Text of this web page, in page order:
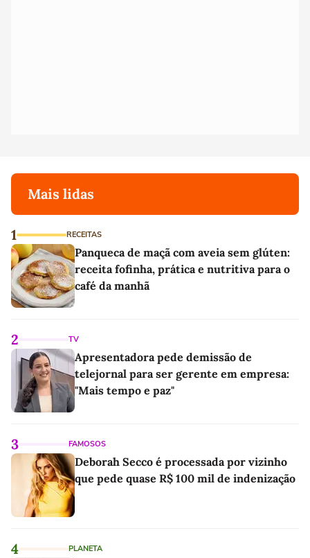
Mais lidas
1 RECEITAS
Panqueca de maçã com aveia sem glúten:
receita fofinha, prática e nutritiva para o
café da manhã
2 TV
Apresentadora pede demissão de
telejornal para ser gerente em empresa:
"Mais tempo e paz"
3 FAMOSOS
Deborah Secco é processada por vizinho
que pede quase R$ 100 mil de indenização
4 PLANETA